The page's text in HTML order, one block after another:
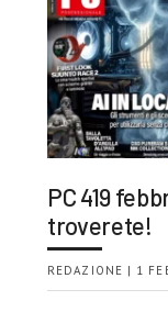
PC 419
troverete!
REDAZIONE | 1